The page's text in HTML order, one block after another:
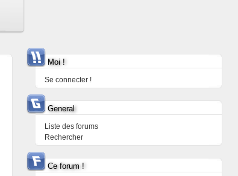
Moi !
Se connecter !
General
Liste des forums
Rechercher
Ce forum !